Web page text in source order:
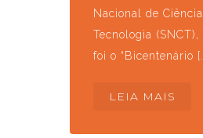
Nacional de
Tecnologia (SNCT),
foi o “Bicentenário
LEIA MAIS